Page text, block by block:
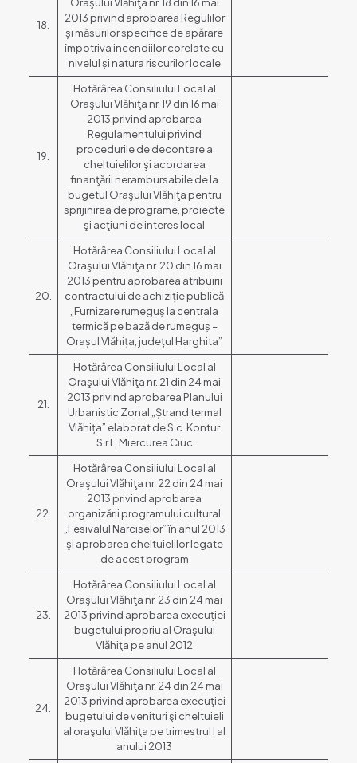
18.
2013 privind aprobarea Regulilor
și măsurilor specifice de apărare
împotriva incendiilor corelate cu
nivelul și natura riscurilor locale
19.
Hotărârea Consiliului Local al
Oraşului Vlăhiţa nr. 19 din 16 mai
2013 privind aprobarea
Regulamentului privind
procedurile de decontare a
cheltuielilor şi acordarea
finanţării nerambursabile de la
bugetul Oraşului Vlăhiţa pentru
sprijinirea de programe, proiecte
şi acţiuni de interes local
20.
Hotărârea Consiliului Local al
Oraşului Vlăhiţa nr. 20 din 16 mai
2013 pentru aprobarea atribuirii
contractului de achiziție publică
„Furnizare rumeguș la centrala
termică pe bază de rumeguș –
Orașul Vlăhița, județul Harghita”
21.
Hotărârea Consiliului Local al
Oraşului Vlăhiţa nr. 21 din 24 mai
2013 privind aprobarea Planului
Urbanistic Zonal „Ștrand termal
Vlăhița” elaborat de S.c. Kontur
S.r.l., Miercurea Ciuc
22.
Hotărârea Consiliului Local al
Oraşului Vlăhiţa nr. 22 din 24 mai
2013 privind aprobarea
organizării programului cultural
„Fesivalul Narciselor” în anul 2013
şi aprobarea cheltuielilor legate
de acest program
23.
Hotărârea Consiliului Local al
Oraşului Vlăhiţa nr. 23 din 24 mai
2013 privind aprobarea execuţiei
bugetului propriu al Oraşului
Vlăhiţa pe anul 2012
24.
Hotărârea Consiliului Local al
Oraşului Vlăhiţa nr. 24 din 24 mai
2013 privind aprobarea execuţiei
bugetului de venituri şi cheltuieli
al oraşului Vlăhiţa pe trimestrul I al
anului 2013